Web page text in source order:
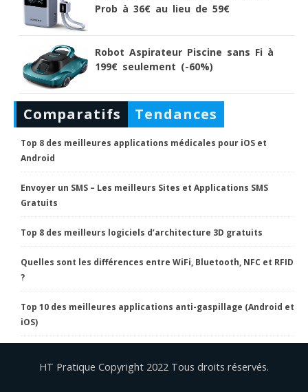
Prob à 36€ au lieu de 59€
Robot Aspirateur Piscine sans Fi à
199€ seulement (-60%)
Comparatifs Tendances
Top 8 des meilleures applications médicales pour iOS et
Android
Envoyer un SMS – Les meilleurs Sites et Applications SMS
Gratuits
Top 8 des meilleurs logiciels d’architecture 3D gratuits
Quelles sont les différences entre WiFi, Bluetooth, NFC et RFID
?
Top 10 des meilleures applications anti-gaspillage (Android et
iOS)
HT Pratique Copyright 2022 Tous droits réservés.